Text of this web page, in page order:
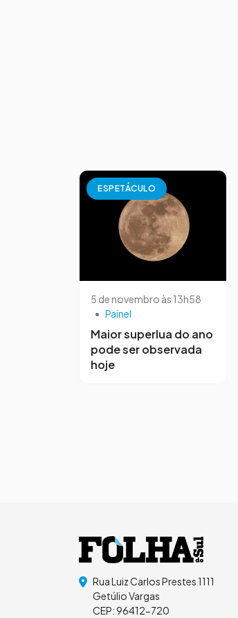
ESPETÁCULO
5 de novembro às 13h58
• Painel
Maior superlua do ano
pode ser observada
hoje
Rua Luiz Carlos Prestes 1111
Getúlio Vargas
CEP: 96412-720